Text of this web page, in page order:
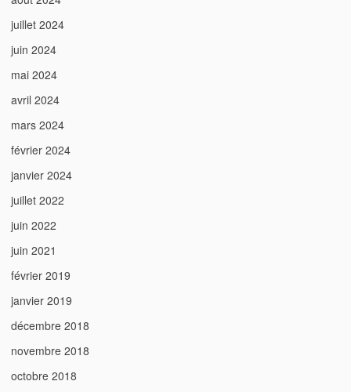
juillet 2024
juin 2024
mai 2024
avril 2024
mars 2024
février 2024
janvier 2024
juillet 2022
juin 2022
juin 2021
février 2019
janvier 2019
décembre 2018
novembre 2018
octobre 2018